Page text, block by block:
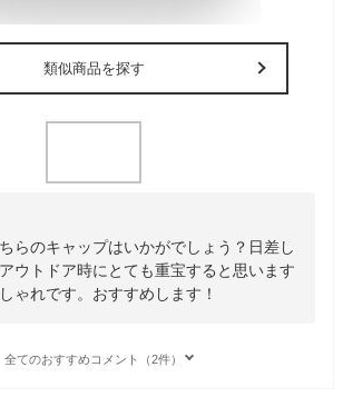
類似商品を探す
らのキャップはいかがでしょう？日差し
ウトドア時にとても重宝すると思います
ゃれです。おすすめします！
全てのおすすめコメント（2件）